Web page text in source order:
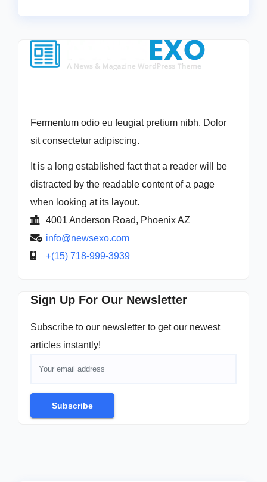
Fermentum odio eu feugiat pretium nibh. Dolor
sit consectetur adipiscing.
It is a long established fact that a reader will be
distracted by the readable content of a page
when looking at its layout.
4001 Anderson Road, Phoenix AZ
info@newsexo.com
+(15) 718-999-3939
Sign Up For Our Newsletter
Subscribe to our newsletter to get our newest
articles instantly!
Subscribe